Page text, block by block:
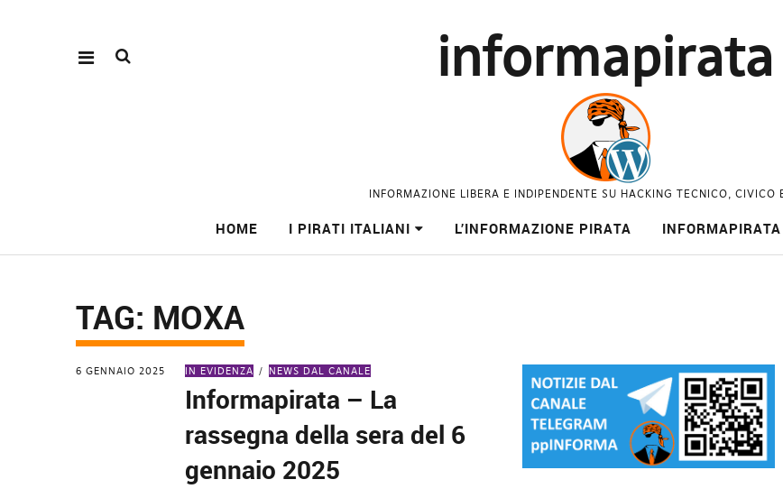
informapirata
INFORMAZIONE LIBERA E INDIPENDENTE SU HACKING TECNICO, CIVICO
HOME I PIRATI ITALIANI L’INFORMAZIONE PIRATA INFORMAPIRATA
TAG: MOXA
6 GENNAIO 2025 IN EVIDENZA NEWS DAL CANALE
Informapirata – La
rassegna della sera del 6
gennaio 2025